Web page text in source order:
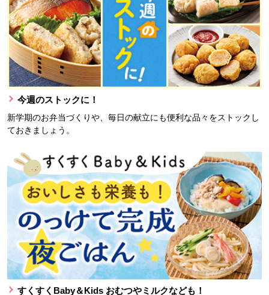
今週のストックに！
新学期のお弁当づくりや、毎日の献立にも便利な品々をストックし
ておきましょう。
すくすくBaby＆Kids おむつやミルクなども！